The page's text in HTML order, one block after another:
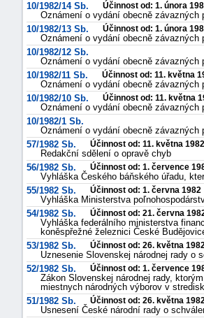
10/1982/14 Sb.
Účinnost od: 1. února
Oznámení o vydání obecně závazných
10/1982/13 Sb.
Účinnost od: 1. února
Oznámení o vydání obecně závazných
10/1982/12 Sb.
Oznámení o vydání obecně závazných
10/1982/11 Sb.
Účinnost od: 11. května
Oznámení o vydání obecně závazných
10/1982/10 Sb.
Účinnost od: 11. května
Oznámení o vydání obecně závazných
10/1982/1 Sb.
Oznámení o vydání obecně závazných
57/1982 Sb.
Účinnost od: 11. května
Redakční sdělení o opravě chyb
56/1982 Sb.
Účinnost od: 1. července
Vyhláška Českého báňského úřadu,
55/1982 Sb.
Účinnost od: 1. června
Vyhláška Ministerstva
54/1982 Sb.
Účinnost od: 21. června
Vyhláška federálního ministerstva
koněspřežné železnici České
53/1982 Sb.
Účinnost od: 26. května
Uznesenie Slovenskej národnej rady o
52/1982 Sb.
Účinnost od: 1. července
Zákon Slovenskej národnej rady,
miestnych národných výborov v
51/1982 Sb.
Účinnost od: 26. května
Usnesení České národní rady o